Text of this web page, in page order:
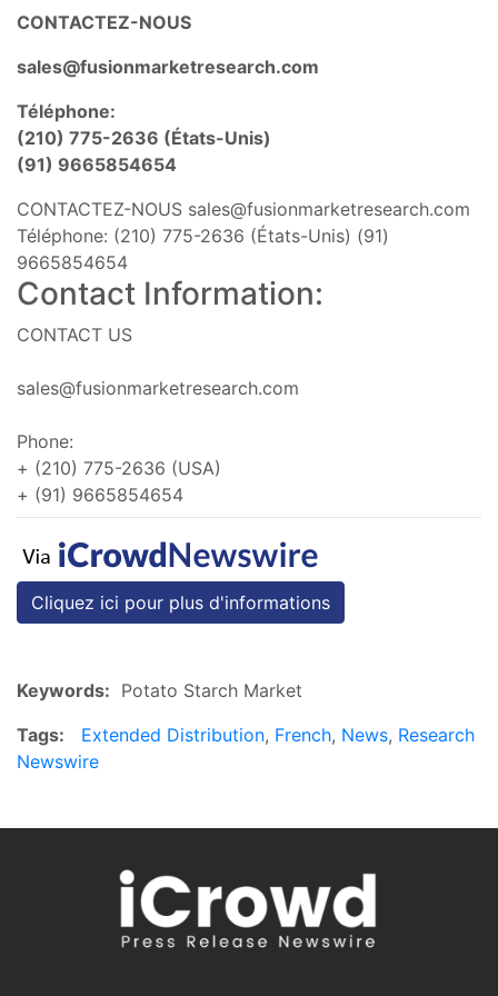
CONTACTEZ-NOUS
sales@fusionmarketresearch.com
Téléphone:
(210) 775-2636 (États-Unis)
(91) 9665854654
CONTACTEZ-NOUS sales@fusionmarketresearch.com
Téléphone: (210) 775-2636 (États-Unis) (91)
9665854654
Contact Information:
CONTACT US
sales@fusionmarketresearch.com
Phone:
+ (210) 775-2636 (USA)
+ (91) 9665854654
Cliquez ici pour plus d'informations
Keywords: Potato Starch Market
Tags:
Extended Distribution, French, News, Research
Newswire